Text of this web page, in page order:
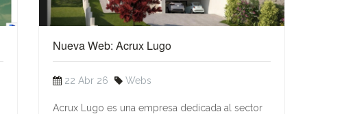
Nueva Web: Acrux Lugo
22 Abr 26 Webs
Acrux Lugo es una empresa dedicada al sector